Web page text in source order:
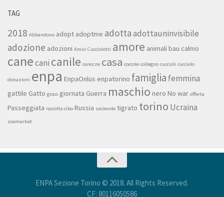
TAG
2018 Abbandono adopt adoptme adottaadottauninvisibile
adozione adozioni Amici Cucciolotti amore animali bau calmo
canecani canile carezze casa coccole collegno cuccioli cucciolo
donazioni enpa EnpaOnlus enpatorino famiglia femmina
gattile Gatto gioco giornata Guerra maschio nero No war offerta
Passeggiata raccolta cibo Russia socievole tigrato torino Ucraina
zoomarket
ENPA Sezione Torino © 2018. All Rights Reserved.
CF: 80116050586